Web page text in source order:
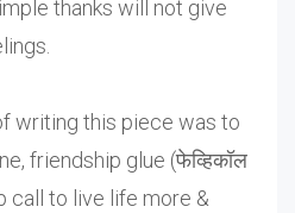
thanks will not give
writing this piece was to
friendship glue (फेव्हिकॉल
call to live life more &